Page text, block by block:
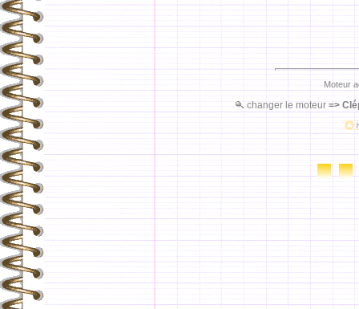
Moteur
changer le moteur =>